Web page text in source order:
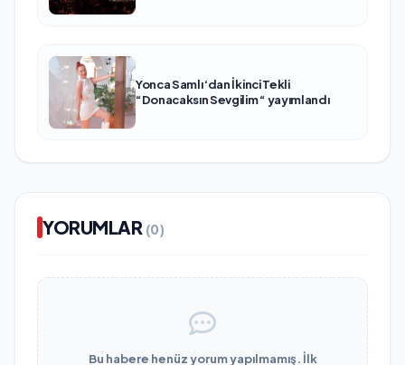
Yonca Samlı ‘dan İkinci Tekli
“Donacaksın Sevgilim “ yayımlandı
YORUMLAR (0)
Bu habere henüz yorum yapılmamış. İlk